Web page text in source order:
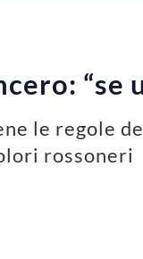
“se
le regole
rossoneri